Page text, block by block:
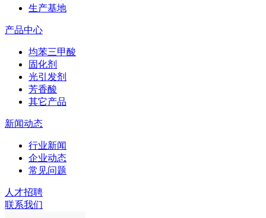
生产基地
产品中心
均苯三甲酸
固化剂
光引发剂
芳香酸
其它产品
新闻动态
行业新闻
企业动态
常见问题
人才招聘
联系我们